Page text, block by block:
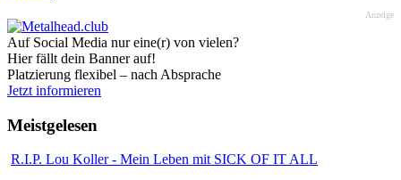
Anzeige
Auf Social Media nur eine(r) von vielen?
Hier fällt dein Banner auf!
Platzierung flexibel – nach Absprache
Jetzt informieren
Meistgelesen
R.I.P. Lou Koller - Mein Leben mit SICK OF IT ALL